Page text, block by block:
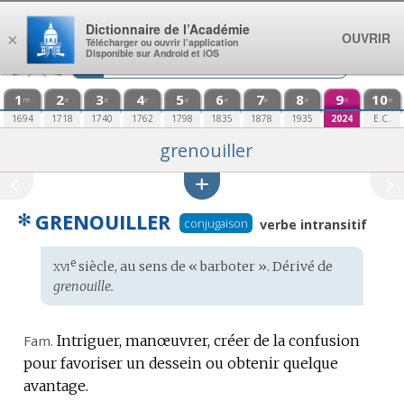
Aller au contenu
1 re
1694
2e
1718
3e
1740
4e
1762
5e
1798
6e
1835
7e
1878
8e
1935
9e
2024
10e
E.C.
grenouiller
✻ GRENOUILLER conjugaison verbe intransitif
Étymologie
:
xviesiècle, au sens de « barboter ». Dérivé de
grenouille.
Fam. Intriguer, manœuvrer, créer de la confusion
pour favoriser un dessein ou obtenir quelque
avantage.
×
Dictionnaire de l’Académie
Télécharger ou ouvrir l’application
Disponible sur Android et iOS
OUVRIR